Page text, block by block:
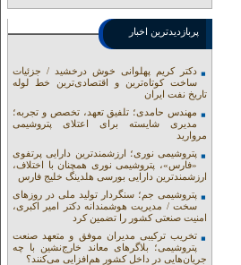
پربازدیدترین اخبار
دکتر کریم پهلوانی خوش درخشید / جزئیات
ساخت کوتاه‌ترین و اقتصادی‌ترین خط لوله
تاریخ نفت ایران
مهندس حامدی؛ تلفیق تعهد، تخصص و تجربه؛
مدیری شایسته برای اعتلای پتروشیمی
مروارید
پتروشیمی نوری؛ ارزشمندترین دارایی پرتفوی
«فارس»، پتروشیمی نوری همچنان با اختلاف،
ارزشمندترین دارایی بورسی هلدینگ خلیج فارس
پتروشیمی جم؛ سنگردار تولید ملی در روزهای
سخت / مدیریت هوشمندانه دکتر امیر اکبری،
امنیت صنعتی کشور را تضمین کرد
تخریب ترکیبی مدیران موفق و متعهد صنعت
پتروشیمی؛ بلاگرهای معاند خارج‌نشین با چه
جریان‌هایی در داخل کشور هم‌افزایی می‌کنند؟